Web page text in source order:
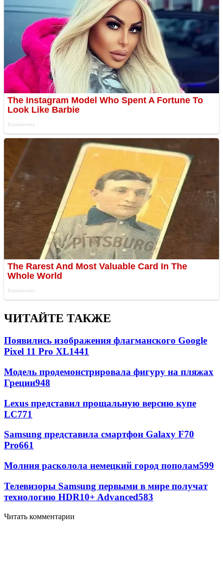
ЧИТАЙТЕ ТАКЖЕ
Появились изображения флагманского Google
Pixel 11 Pro XL1441
Модель продемонстрировала фигуру на пляжах
Греции948
Lexus представил прощальную версию купе
LC771
Samsung представила смартфон Galaxy F70
Pro661
Молния расколола немецкий город пополам599
Телевизоры Samsung первыми в мире получат
технологию HDR10+ Advanced583
Читать комментарии